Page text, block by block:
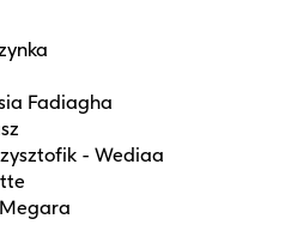
Fadiagha
- Wediaa